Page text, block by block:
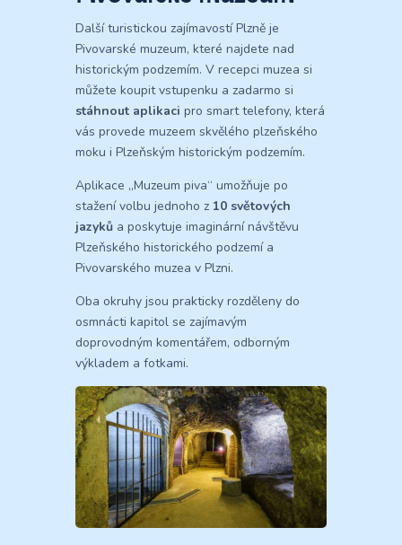
Další turistickou zajímavostí Plzně je
Pivovarské muzeum, které najdete nad
historickým podzemím. V recepci muzea si
můžete koupit vstupenku a zadarmo si
stáhnout aplikaci pro smart telefony, která
vás provede muzeem skvělého plzeňského
moku i Plzeňským historickým podzemím.
Aplikace „Muzeum piva“ umožňuje po
stažení volbu jednoho z 10 světových
jazyků a poskytuje imaginární návštěvu
Plzeňského historického podzemí a
Pivovarského muzea v Plzni.
Oba okruhy jsou prakticky rozděleny do
osmnácti kapitol se zajímavým
doprovodným komentářem, odborným
výkladem a fotkami.